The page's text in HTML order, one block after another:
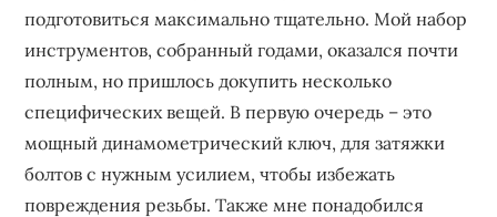
подготовиться максимально тщательно. Мой набор
инструментов, собранный годами, оказался почти
полным, но пришлось докупить несколько
специфических вещей. В первую очередь – это
мощный динамометрический ключ, для затяжки
болтов с нужным усилием, чтобы избежать
повреждения резьбы. Также мне понадобился